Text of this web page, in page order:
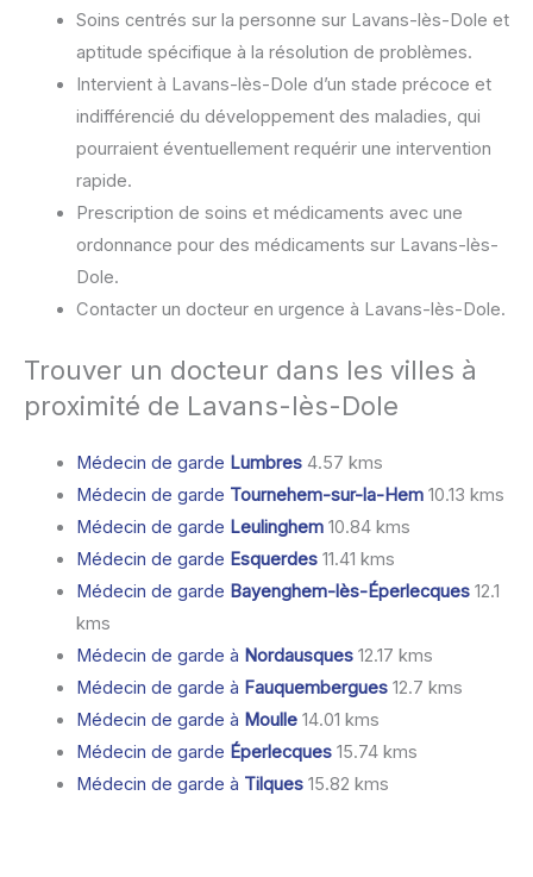
Soins centrés sur la personne sur Lavans-lès-Dole et
aptitude spécifique à la résolution de problèmes.
Intervient à Lavans-lès-Dole d’un stade précoce et
indifférencié du développement des maladies, qui
pourraient éventuellement requérir une intervention
rapide.
Prescription de soins et médicaments avec une
ordonnance pour des médicaments sur Lavans-lès-
Dole.
Contacter un docteur en urgence à Lavans-lès-Dole.
Trouver un docteur dans les villes à
proximité de Lavans-lès-Dole
Médecin de garde Lumbres4.57 kms
Médecin de garde Tournehem-sur-la-Hem10.13 kms
Médecin de garde Leulinghem10.84 kms
Médecin de garde Esquerdes11.41 kms
Médecin de garde Bayenghem-lès-Éperlecques12.1
kms
Médecin de garde à Nordausques12.17 kms
Médecin de garde à Fauquembergues12.7 kms
Médecin de garde à Moulle14.01 kms
Médecin de garde Éperlecques15.74 kms
Médecin de garde à Tilques15.82 kms